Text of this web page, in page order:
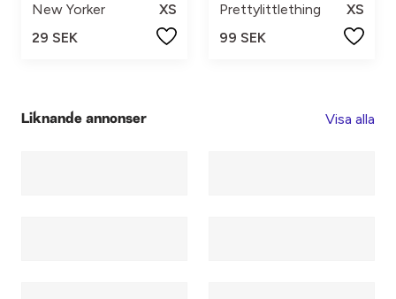
New Yorker
XS
29 SEK
Prettylittlething
XS
99 SEK
Liknande annonser Visa alla